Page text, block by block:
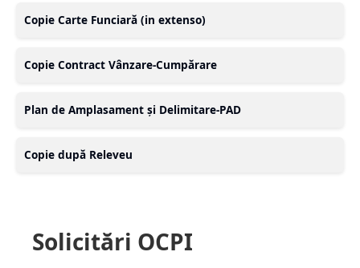
Copie Carte Funciară (in extenso)
Copie Contract Vânzare-Cumpărare
Plan de Amplasament și Delimitare-PAD
Copie după Releveu
Solicitări OCPI